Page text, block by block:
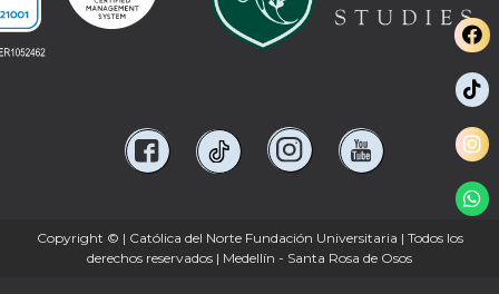
Copyright © | Católica del Norte Fundación Universitaria | Todos los
derechos reservados | Medellín - Santa Rosa de Osos